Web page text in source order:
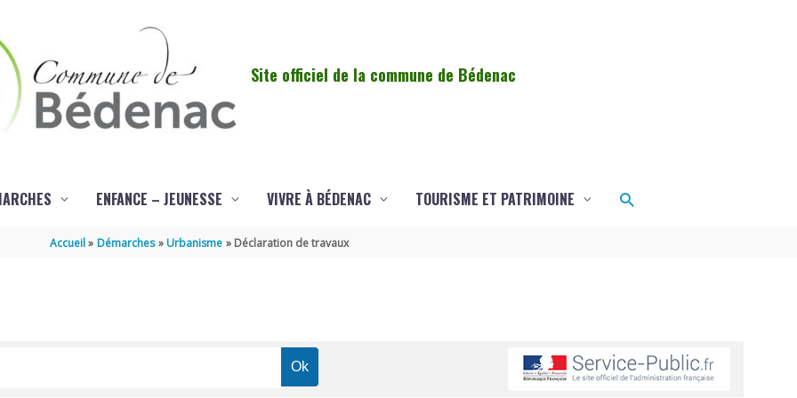
Site officiel de la commune de Bédenac
ENFANCE – JEUNESSE VIVRE À BÉDENAC TOURISME ET PATRIMOINE Rechercher
Accueil Démarches Urbanisme Déclaration de travaux